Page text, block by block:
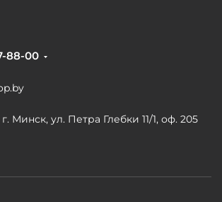
88-00
Минск, ул. Петра Глебки 11/1, оф. 205